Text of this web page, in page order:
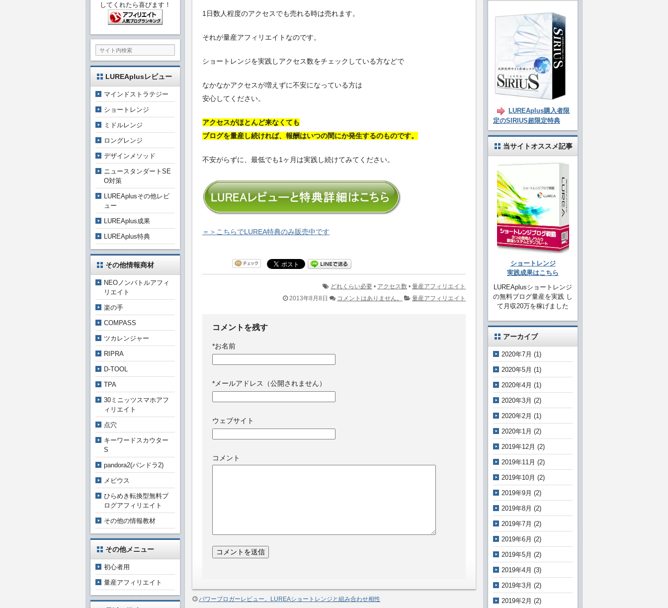
1日数人程度のアクセスでも売れる時は売れます。
それが量産アフィリエイトなのです。
ショートレンジを実践しアクセス数をチェックしている方などで
なかなかアクセスが増えずに不安になっている方は
安心してください。
アクセスがほとんど来なくても
ブログを量産し続ければ、報酬はいつの間にか発生するのものです。
不安がらずに、最低でも1ヶ月は実践し続けてみてください。
＝＞こちらでLUREA特典のみ販売中です
どれくらい必要 • アクセス数 • 量産アフィリエイト
2013年8月8日
コメントはありません。 量産アフィリエイト
コメントを残す
*お名前
* メールアドレス（公開されません）
ウェブサイト
コメント
パワーブロガーレビュー。LUREAショートレンジと組み合わせ相性
してくれたら喜びます！
LUREAplusレビュー
マインドストラテジー
ショートレンジ
ミドルレンジ
ロングレンジ
デザインメソッド
ニュースタンダートSE
O対策
LUREAplusその他レビ
ュー
LUREAplus成果
LUREAplus特典
その他情報商材
NEOノンバトルアフィ
リエイト
楽の手
COMPASS
ツカレンジャー
RIPRA
D-TOOL
TPA
30ミニッツスマホアフ
ィリエイト
点穴
キーワードスカウター
S
pandora2(パンドラ2)
メビウス
ひらめき転換型無料ブ
ログアフィリエイト
その他の情報教材
その他メニュー
初心者用
量産アフィリエイト
LUREAplus購入者限
定のSIRIUS超限定特典
当サイトオススメ記事
ショートレンジ
実践成果はこちら
LUREAplusショートレンジ
の無料ブログ量産を実践 し
て月収20万を稼げました
アーカイブ
2020年7月 (1)
2020年5月 (1)
2020年4月 (1)
2020年3月 (2)
2020年2月 (1)
2020年1月 (2)
2019年12月 (2)
2019年11月 (2)
2019年10月 (2)
2019年9月 (2)
2019年8月 (2)
2019年7月 (2)
2019年6月 (2)
2019年5月 (2)
2019年4月 (3)
2019年3月 (2)
2019年2月 (2)